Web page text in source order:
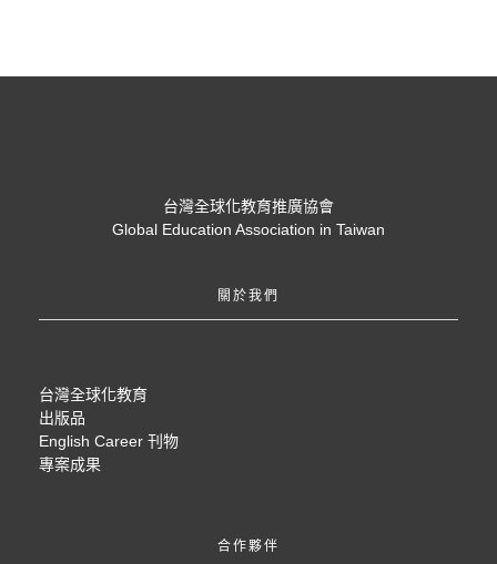
台灣全球化教育推廣協會
Global Education Association in Taiwan
關於我們
台灣全球化教育
出版品
English Career 刊物
專案成果
合作夥伴